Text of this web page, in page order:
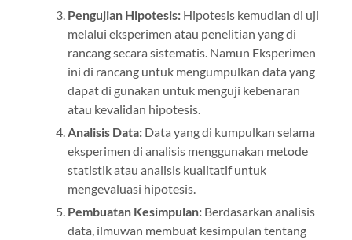
Pengujian Hipotesis:Hipotesis kemudian di uji
melalui eksperimen atau penelitian yang di
rancang secara sistematis. Namun Eksperimen
ini di rancang untuk mengumpulkan data yang
dapat di gunakan untuk menguji kebenaran
atau kevalidan hipotesis.
Analisis Data:Data yang di kumpulkan selama
eksperimen di analisis menggunakan metode
statistik atau analisis kualitatif untuk
mengevaluasi hipotesis.
Pembuatan Kesimpulan:Berdasarkan analisis
data, ilmuwan membuat kesimpulan tentang